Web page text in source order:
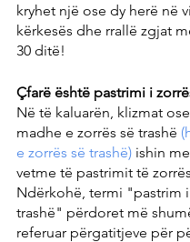
kryhet një ose dy herë në
kërkesës dhe rrallë zgjat
30 ditë!
Çfarë është pastrimi i
Në të kaluarën, klizmat
madhe e zorrës së trashë
e zorrës së trashë) ishin
vetme të pastrimit të
Ndërkohë, termi "pastrim i
trashë" përdoret më
referuar përgatitjeve për